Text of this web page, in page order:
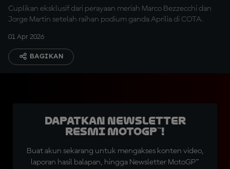
Cuplikan eksklusif dari perayaan meriah Marco Bezzecchi dan
Jorge Martin setelah raihan podium ganda Aprilia di COTA.
01 Apr 2026
BAGIKAN
Dapatkan Newsletter
Resmi MotoGP™!
Buat akun sekarang untuk mengakses konten video,
laporan hasil balapan, hingga Newsletter MotoGP™